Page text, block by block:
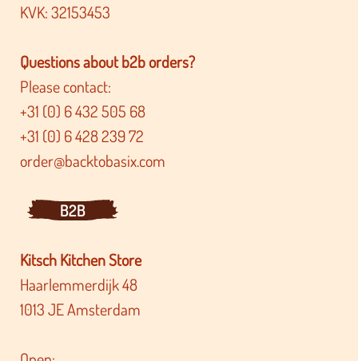
KVK: 32153453
Questions about b2b orders?
Please contact:
+31 (0) 6 432 505 68
+31 (0) 6 428 239 72
order@backtobasix.com
B2B
Kitsch Kitchen Store
Haarlemmerdijk 48
1013 JE Amsterdam